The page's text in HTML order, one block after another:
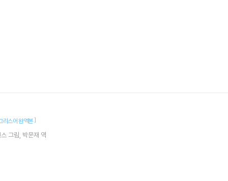
리스어 완역본]
그림 박문재 역